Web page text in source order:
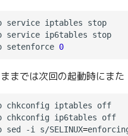
service iptables stop
service ip6tables stop
setenforce 0
までは次回の起動時にま
chkconfig iptables off
chkconfig ip6tables off
sed -i s/SELINUX=